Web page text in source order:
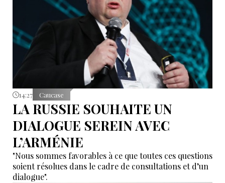
14:27 Caucase
LA RUSSIE SOUHAITE UN
DIALOGUE SEREIN AVEC
L’ARMÉNIE
"Nous sommes favorables à ce que toutes ces questions
soient résolues dans le cadre de consultations et d’un
dialogue".